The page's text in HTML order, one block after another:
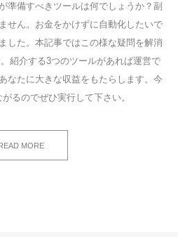
準備すべきツールは何でしょうか？副
せん。お金をかけずに自動化したいで
した。本記事ではこの様な疑問を解消
紹介する3つのツールがあれば運営で
なたに大きな収益をもたらします。今
るのでぜひ実行して下さい。
MORE